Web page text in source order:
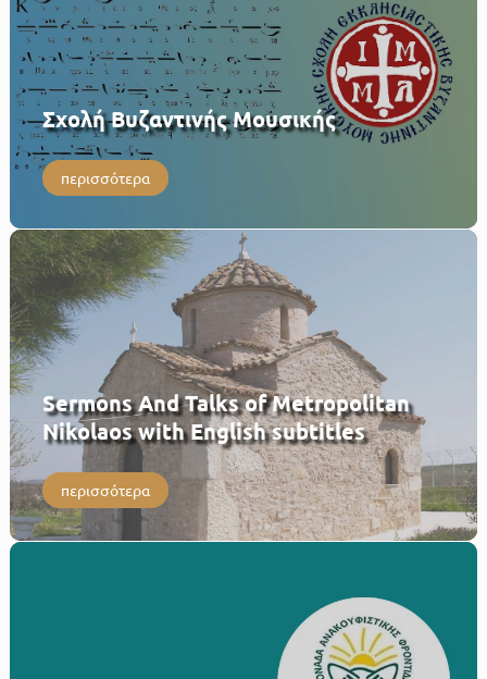
Σχολή Βυζαντινής Μουσικής
περισσότερα
Sermons And Talks of Metropolitan
Nikolaos with English subtitles
περισσότερα